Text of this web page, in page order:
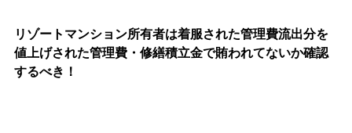
リゾートマンション所有者は着服された管理費流出分を
値上げされた管理費・修繕積立金で賄われてないか確認
するべき！